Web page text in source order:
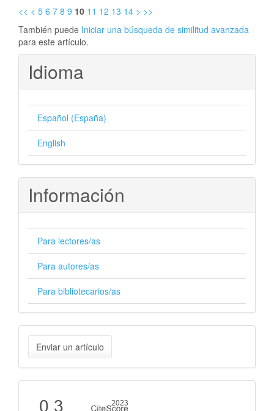
<< < 5 6 7 8 9 10 11 12 13 14 > >>
También puede Iniciar una búsqueda de similitud avanzada
para este artículo.
Idioma
Español (España)
English
Información
Para lectores/as
Para autores/as
Para bibliotecarios/as
Enviar
un
artículo
Enviar un artículo
Cite